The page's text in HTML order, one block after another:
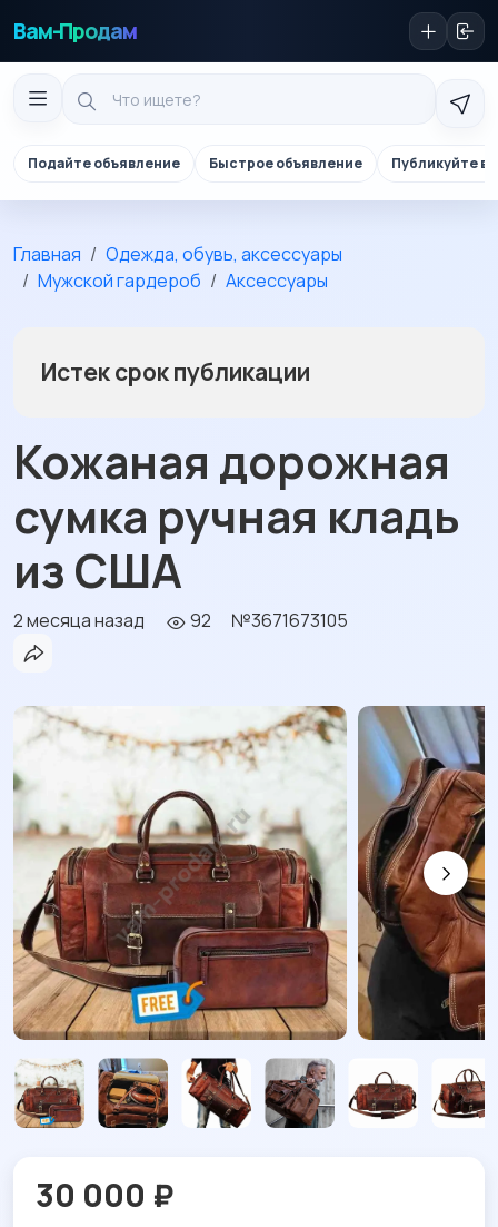
Вам-Продам
Подайте объявление Быстрое объявление Публикуйте в
Главная
Одежда, обувь, аксессуары
Мужской гардероб
Аксессуары
Истек срок публикации
Кожаная дорожная
сумка ручная кладь
из США
2 месяца назад 92 №3671673105
30 000 ₽